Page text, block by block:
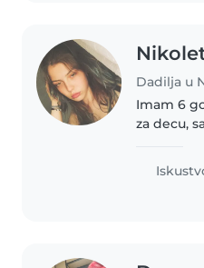
Dadilja u
Imam 6
za decu,
za
se
vreme